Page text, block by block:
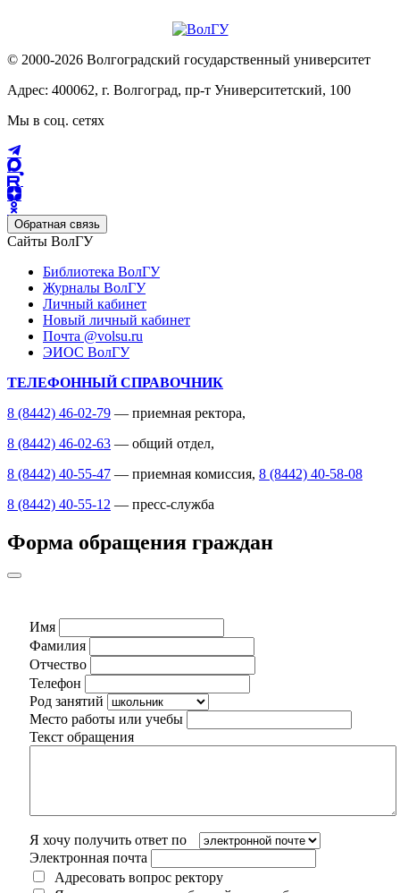
© 2000-2026 Волгоградский государственный университет
Адрес: 400062, г. Волгоград, пр-т Университетский, 100
Мы в соц. сетях
Обратная связь
Сайты ВолГУ
Библиотека ВолГУ
Журналы ВолГУ
Личный кабинет
Новый личный кабинет
Почта @volsu.ru
ЭИОС ВолГУ
ТЕЛЕФОННЫЙ СПРАВОЧНИК
8 (8442) 46-02-79 — приемная ректора,
8 (8442) 46-02-63 — общий отдел,
8 (8442) 40-55-47 — приемная комиссия, 8 (8442) 40-58-08
8 (8442) 40-55-12 — пресс-служба
Форма обращения граждан
Имя
Фамилия
Отчество
Телефон
Род занятий
Место работы или учебы
Текст обращения
Я хочу получить ответ по
Электронная почта
Адресовать вопрос ректору